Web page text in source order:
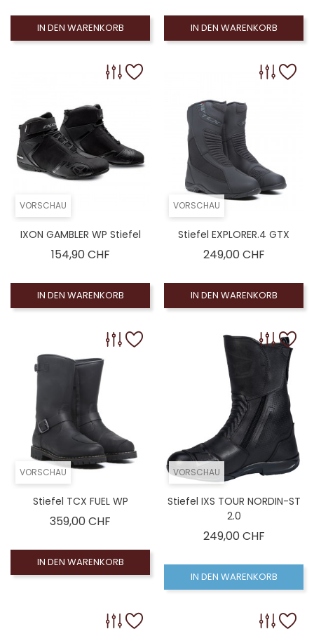
IN DEN WARENKORB IN DEN WARENKORB
VORSCHAU
IXON GAMBLER WP Stiefel
154,90 CHFPreis
IN DEN WARENKORB
VORSCHAU
Stiefel EXPLORER.4 GTX
249,00 CHFPreis
IN DEN WARENKORB
VORSCHAU
Stiefel TCX FUEL WP
359,00 CHF
IN DEN WARENKORB
VORSCHAU
Stiefel IXS TOUR NORDIN-ST
2.0
249,00 CHFPreis
IN DEN WARENKORB